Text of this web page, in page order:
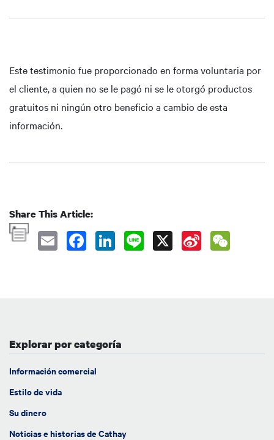
Este testimonio fue proporcionado en forma voluntaria por
el cliente, a quien no se le pagó ni se le otorgó productos
gratuitos ni ningún otro beneficio a cambio de esta
información.
Share This Article:
Explorar por categoría
Información comercial
Estilo de vida
Su dinero
Noticias e historias de Cathay